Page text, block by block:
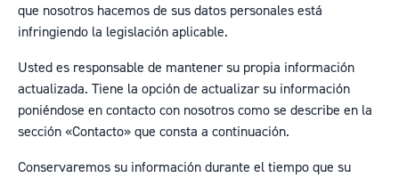
que nosotros hacemos de sus datos personales está
infringiendo la legislación aplicable.
Usted es responsable de mantener su propia información
actualizada. Tiene la opción de actualizar su información
poniéndose en contacto con nosotros como se describe en la
sección «Contacto» que consta a continuación.
Conservaremos su información durante el tiempo que su